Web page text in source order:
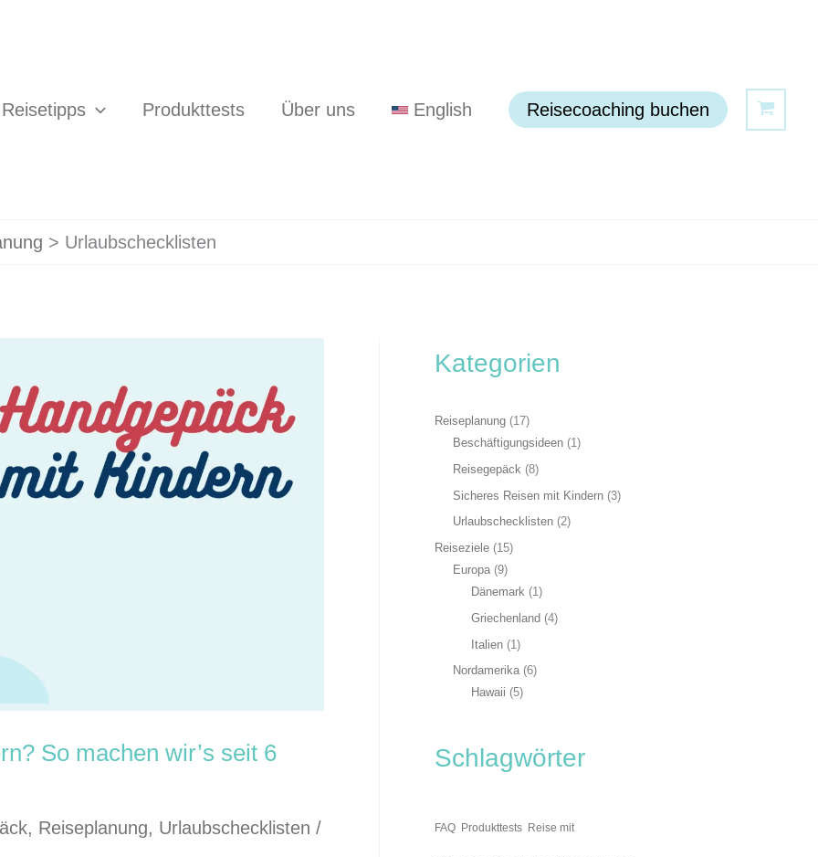
Reisetipps Produkttests Über uns English Reisecoaching buchen
Urlaubschecklisten
So machen wir’s seit 6
, Reiseplanung, Urlaubschecklisten /
Kategorien
Reiseplanung (17)
Beschäftigungsideen (1)
Reisegepäck (8)
Sicheres Reisen mit Kindern (3)
Urlaubschecklisten (2)
Reiseziele (15)
Europa(9)
Dänemark (1)
Griechenland (4)
Italien (1)
Nordamerika(6)
Hawaii (5)
Schlagwörter
FAQ Produkttests Reise mit